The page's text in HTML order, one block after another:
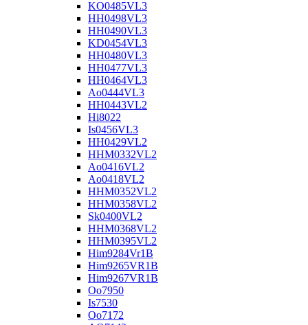
KO0485VL3
HH0498VL3
HH0490VL3
KD0454VL3
HH0480VL3
HH0477VL3
HH0464VL3
Ao0444VL3
HH0443VL2
Hi8022
Is0456VL3
HH0429VL2
HHM0332VL2
Ao0416VL2
Ao0418VL2
HHM0352VL2
HHM0358VL2
Sk0400VL2
HHM0368VL2
HHM0395VL2
Him9284Vr1B
Him9265VR1B
Him9267VR1B
Oo7950
Is7530
Oo7172